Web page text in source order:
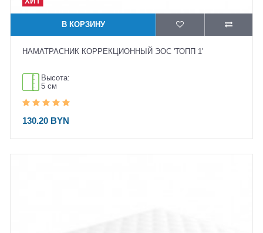
В КОРЗИНУ
НАМАТРАСНИК КОРРЕКЦИОННЫЙ ЭОС 'ТОПП 1'
Высота:
5 см
130.20 BYN